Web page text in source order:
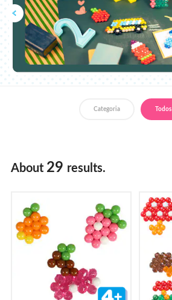
Vídeo
Para os Pais
Categoria Todos
About 29 results.